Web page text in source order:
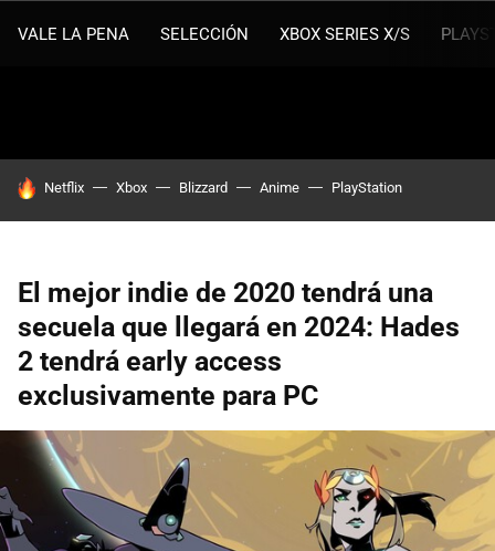
VALE LA PENA SELECCIÓN XBOX SERIES X/S
HOY SE HABLA DE
Netflix Xbox Blizzard Anime PlayStation
El mejor indie de 2020 tendrá una
secuela que llegará en 2024: Hades
2 tendrá early access
exclusivamente para PC